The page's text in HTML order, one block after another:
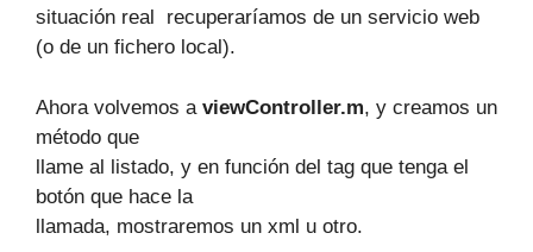
situación real recuperaríamos de un servicio web
(o de un fichero local).
Ahora volvemos a viewController.m, y creamos un
método que
llame al listado, y en función del tag que tenga el
botón que hace la
llamada, mostraremos un xml u otro.